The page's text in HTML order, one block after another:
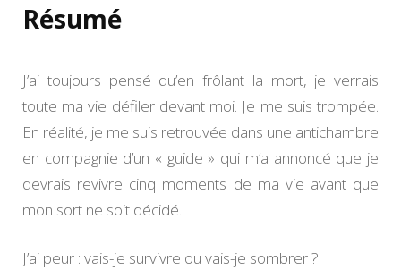
Résumé
J’ai toujours pensé qu’en frôlant la mort, je verrais
toute ma vie défiler devant moi. Je me suis trompée.
En réalité, je me suis retrouvée dans une antichambre
en compagnie d’un « guide » qui m’a annoncé que je
devrais revivre cinq moments de ma vie avant que
mon sort ne soit décidé.
J’ai peur : vais-je survivre ou vais-je sombrer ?